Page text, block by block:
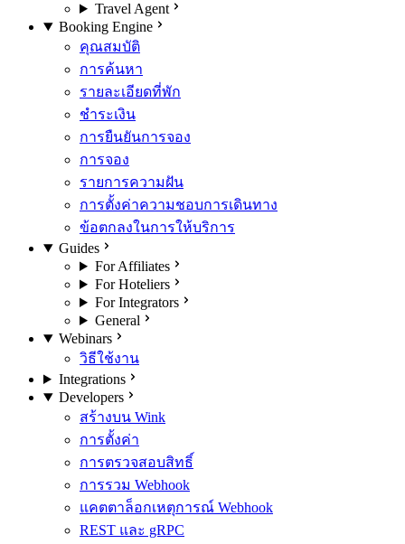
Travel Agent
Booking Engine
คุณสมบัติ
การค้นหา
รายละเอียดที่พัก
ชำระเงิน
การยืนยันการจอง
การจอง
รายการความฝัน
การตั้งค่าความชอบการเดินทาง
ข้อตกลงในการให้บริการ
Guides
For Affiliates
For Hoteliers
For Integrators
General
Webinars
วิธีใช้งาน
Integrations
Developers
สร้างบน Wink
การตั้งค่า
การตรวจสอบสิทธิ์
การรวม Webhook
แคตตาล็อกเหตุการณ์ Webhook
REST และ gRPC